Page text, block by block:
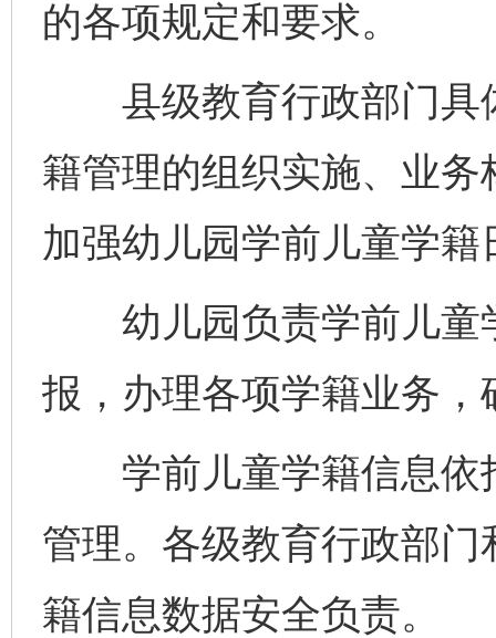
的各项规定和要求。
县级教育行政部门具
籍管理的组织实施、业
加强幼儿园学前儿童学籍
幼儿园负责学前儿童
报，办理各项学籍业务
学前儿童学籍信息依
管理。各级教育行政部
籍信息数据安全负责。